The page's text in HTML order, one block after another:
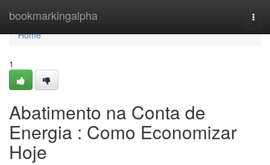
bookmarkingalpha
Home
Home
1
Abatimento na Conta de
Energia : Como Economizar
Hoje